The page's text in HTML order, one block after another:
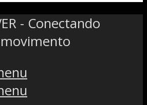
- Conectando